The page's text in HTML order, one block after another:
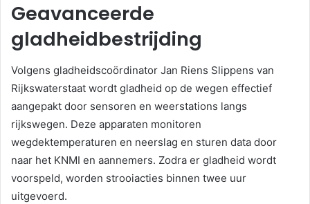
Geavanceerde
gladheidbestrijding
Volgens gladheidscoördinator Jan Riens Slippens van
Rijkswaterstaat wordt gladheid op de wegen effectief
aangepakt door sensoren en weerstations langs
rijkswegen. Deze apparaten monitoren
wegdektemperaturen en neerslag en sturen data door
naar het KNMI en aannemers. Zodra er gladheid wordt
voorspeld, worden strooiacties binnen twee uur
uitgevoerd.